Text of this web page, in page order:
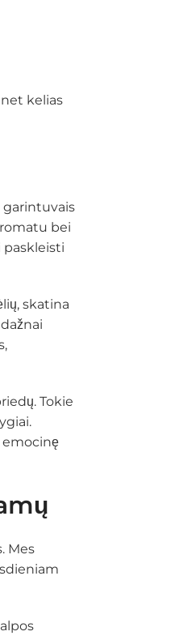
kelias
garintuvais
bei
paskleisti
skatina
Tokie
emocinę
Mes